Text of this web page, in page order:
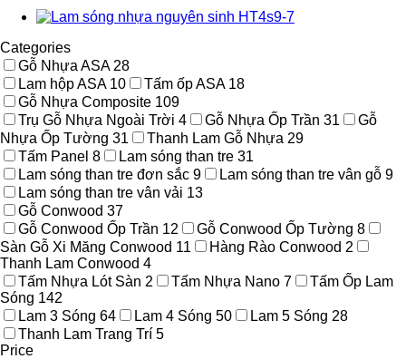
Categories
Gỗ Nhựa ASA 28
Lam hộp ASA 10 Tấm ốp ASA 18
Gỗ Nhựa Composite 109
Trụ Gỗ Nhựa Ngoài Trời 4 Gỗ Nhựa Ốp Trần 31
Gỗ
Nhựa Ốp Tường 31 Thanh Lam Gỗ Nhựa 29
Tấm Panel 8 Lam sóng than tre 31
Lam sóng than tre đơn sắc 9 Lam sóng than tre vân gỗ 9
Lam sóng than tre vân vải 13
Gỗ Conwood 37
Gỗ Conwood Ốp Trần 12 Gỗ Conwood Ốp Tường 8
Sàn Gỗ Xi Măng Conwood 11 Hàng Rào Conwood 2
Thanh Lam Conwood 4
Tấm Nhựa Lót Sàn 2 Tấm Nhựa Nano 7
Tấm Ốp Lam
Sóng 142
Lam 3 Sóng 64 Lam 4 Sóng 50 Lam 5 Sóng 28
Thanh Lam Trang Trí 5
Price